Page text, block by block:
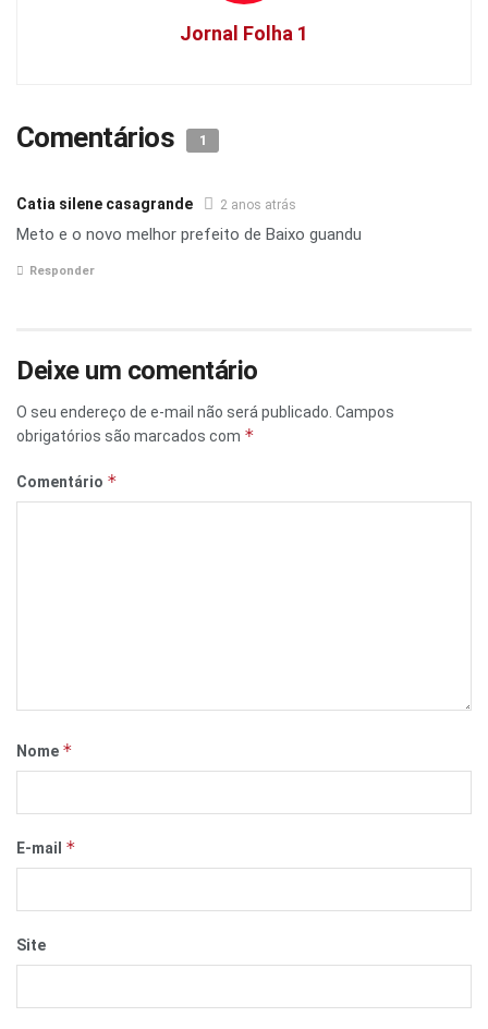
Jornal Folha 1
Comentários 1
Catia silene casagrande 2 anos atrás
Meto e o novo melhor prefeito de Baixo guandu
Responder
Deixe um comentário
O seu endereço de e-mail não será publicado. Campos
obrigatórios são marcados com *
Comentário *
Nome *
E-mail *
Site